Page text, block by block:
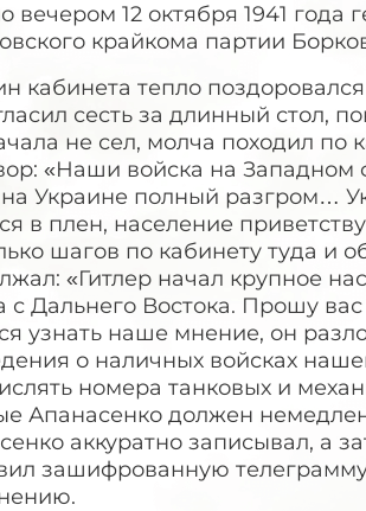
вечером 12 октября 1941 года
крайкома партии
кабинета тепло
сесть за длинный стол,
не сел, молча походил по
«Наши войска на Западном
Украине полный разгром…
в плен, население
шагов по кабинету туда и
«Гитлер начал крупное
с Дальнего Востока. Прошу
узнать наше мнение, он
о наличных войсках
номера танковых и
Апанасенко должен
аккуратно записывал, а
зашифрованную